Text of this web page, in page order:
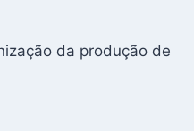
da produção de